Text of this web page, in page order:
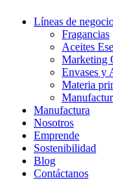
Líneas de
Fragancias
Aceites
Marketing
Envases y
Materia
Manufactura
Nosotros
Emprende
Sostenibilidad
Blog
Contáctanos